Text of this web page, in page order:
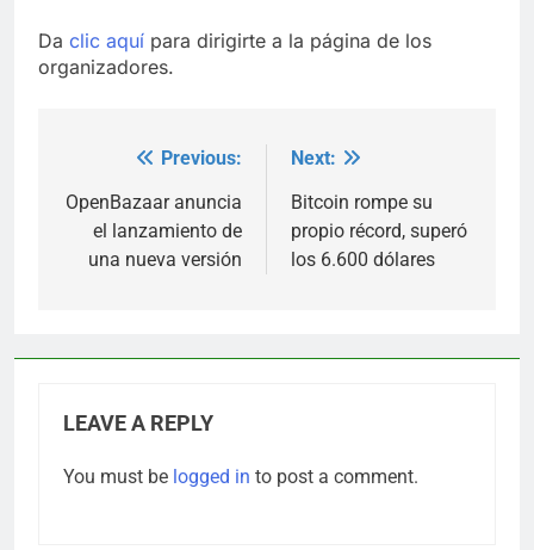
Da clic aquí para dirigirte a la página de los
organizadores.
navigation
Previous:
OpenBazaar anuncia
el lanzamiento de
una nueva versión
Next:
Bitcoin rompe su
propio récord, superó
los 6.600 dólares
LEAVE A REPLY
You must be logged in to post a comment.